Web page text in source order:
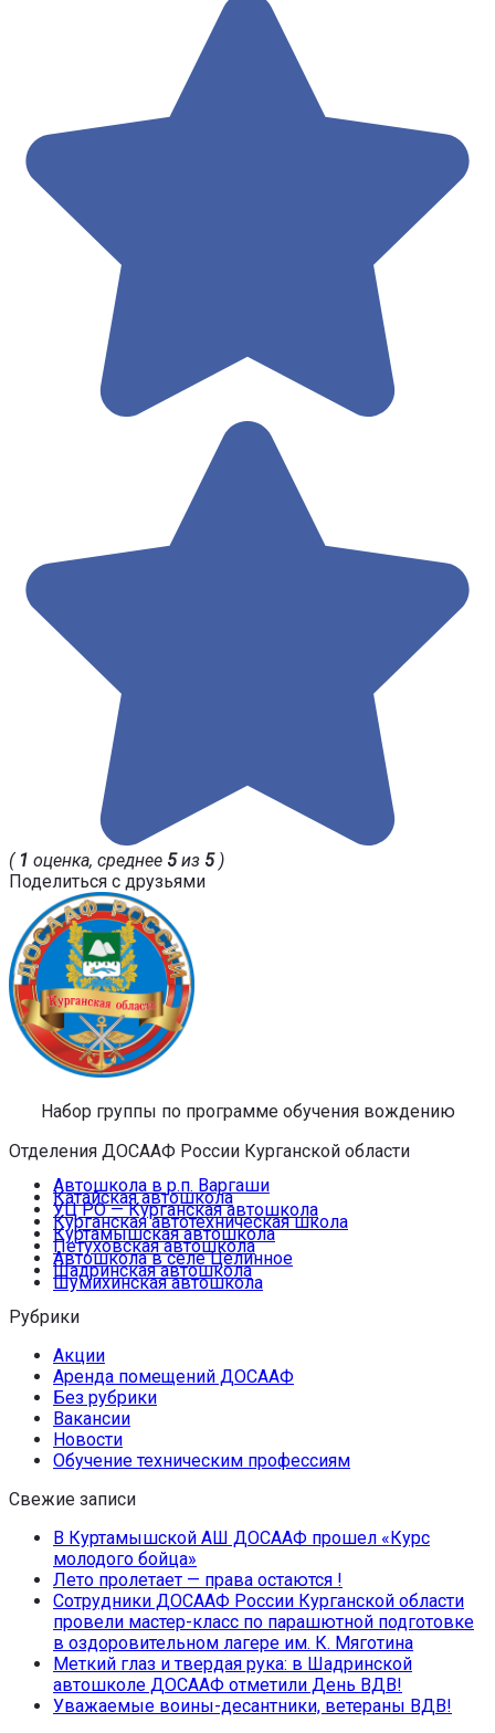
( 1 оценка, среднее 5из 5)
Поделиться с друзьями
Набор группы по программе обучения вождению
Отделения ДОСААФ России Курганской области
Автошкола в р.п. Варгаши
Катайская автошкола
УЦ РО — Курганская автошкола
Курганская автотехническая школа
Куртамышская автошкола
Петуховская автошкола
Автошкола в селе Целинное
Шадринская автошкола
Шумихинская автошкола
Рубрики
Акции
Аренда помещений ДОСААФ
Без рубрики
Вакансии
Новости
Обучение техническим профессиям
Свежие записи
В Куртамышской АШ ДОСААФ прошел «Курс
молодого бойца»
Лето пролетает — права остаются !
Сотрудники ДОСААФ России Курганской области
провели мастер-класс по парашютной подготовке
в оздоровительном лагере им. К. Мяготина
Меткий глаз и твердая рука: в Шадринской
автошколе ДОСААФ отметили День ВДВ!
Уважаемые воины-десантники, ветераны ВДВ!